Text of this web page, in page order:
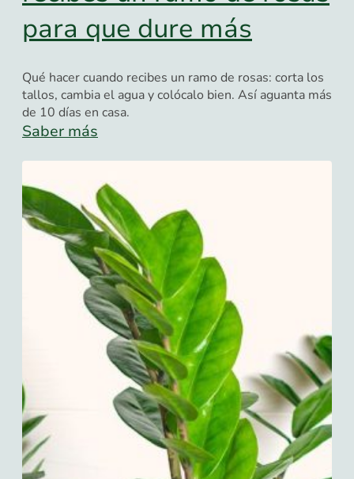
para que dure más
Qué hacer cuando recibes un ramo de rosas: corta los
tallos, cambia el agua y colócalo bien. Así aguanta más
de 10 días en casa.
Saber más